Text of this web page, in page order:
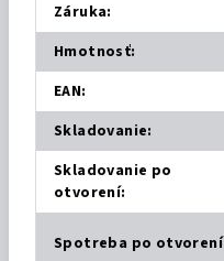
Záruka:
Hmotnosť:
EAN:
Skladovanie:
Skladovanie po
otvorení:
Spotreba po otvorení